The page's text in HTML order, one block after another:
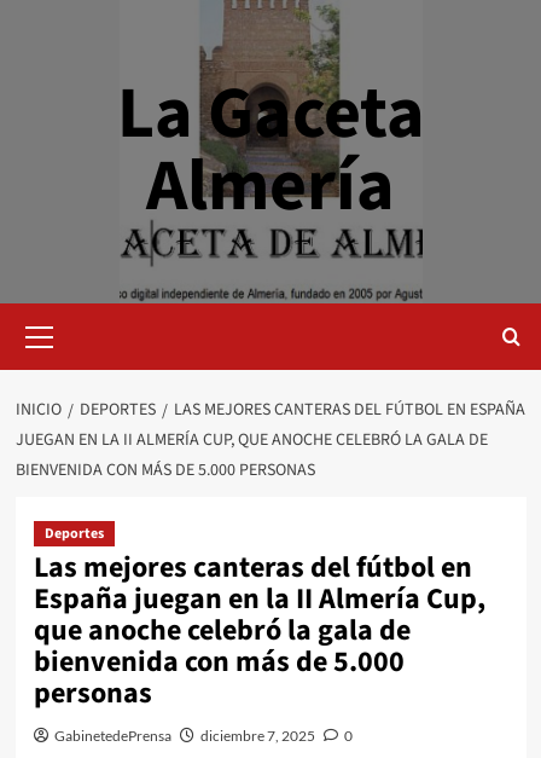
La Gaceta
Almería
primario
INICIO DEPORTES
LAS MEJORES CANTERAS DEL FÚTBOL EN ESPAÑA
JUEGAN EN LA II ALMERÍA CUP, QUE ANOCHE CELEBRÓ LA GALA DE
BIENVENIDA CON MÁS DE 5.000 PERSONAS
Deportes
Las mejores canteras del fútbol en
España juegan en la II Almería Cup,
que anoche celebró la gala de
bienvenida con más de 5.000
personas
GabinetedePrensa diciembre 7, 2025 0